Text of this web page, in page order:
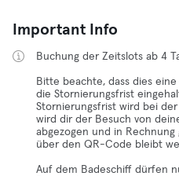
Important Info
Buchung der Zeitslots ab 4
Bitte beachte, dass dies
die Stornierungsfrist
Stornierungsfrist wird bei
wird dir der Besuch von
abgezogen und in
über den QR-Code bleibt
Auf dem Badeschiff dürfen